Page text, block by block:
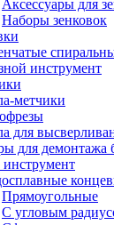
Аксессуары для
Наборы зенковок
инструмент
метчики
для
для демонтажа
Прямоугольные
С угловым